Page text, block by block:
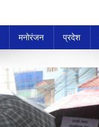
मनोरंजन प्रदेश